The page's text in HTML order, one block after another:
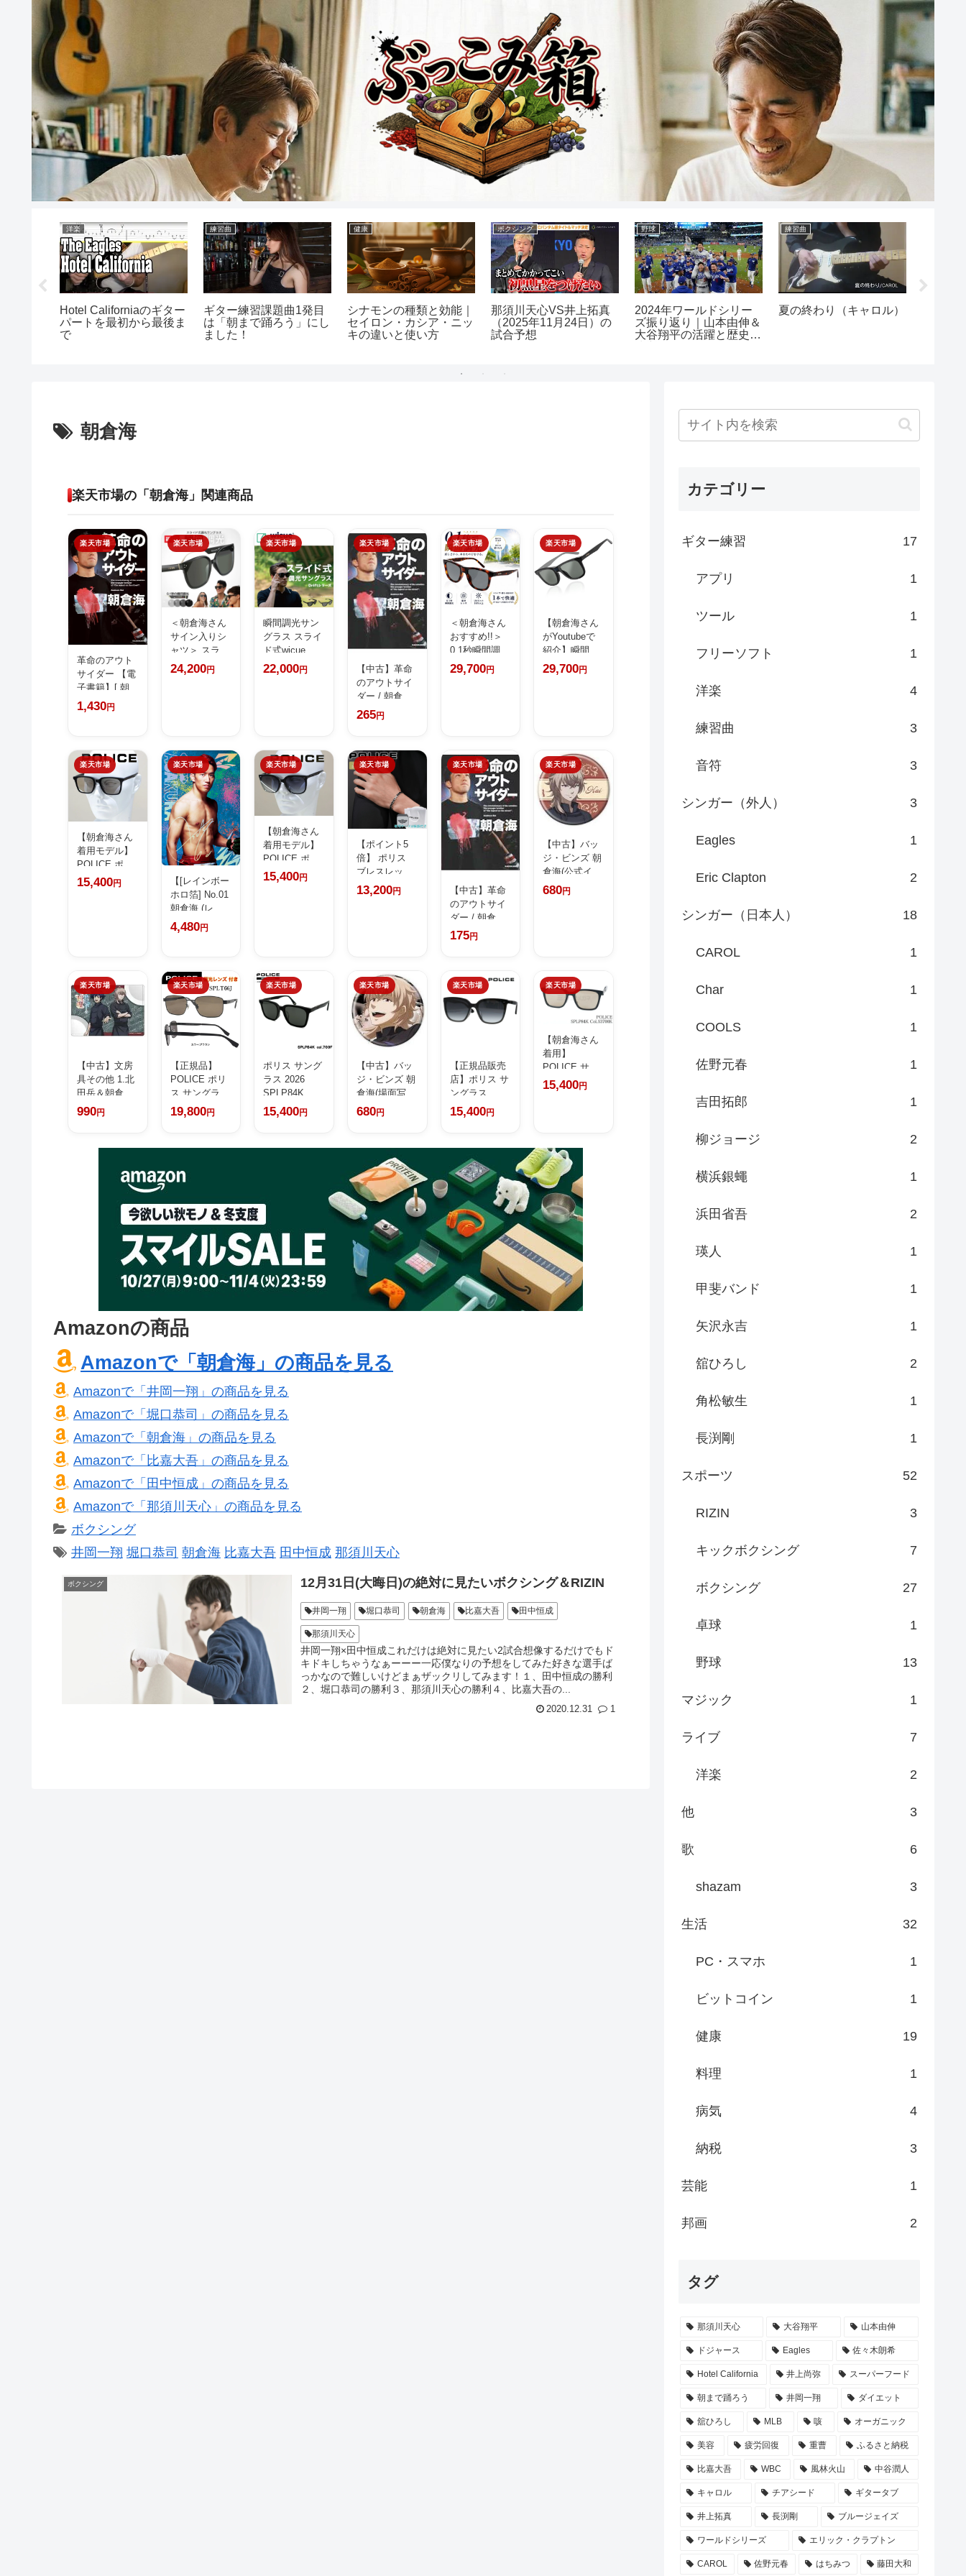
洋楽
Hotel Californiaのギター
パートを最初から最後ま
で
練習曲
ギター練習課題曲1発目
は「朝まで踊ろう」にし
ました！
健康
シナモンの種類と効能｜
セイロン・カシア・ニッ
キの違いと使い方
ボクシング
那須川天心VS井上拓真
（2025年11月24日）の
試合予想
野球
2024年ワールドシリー
ズ振り返り｜山本由伸＆
大谷翔平の活躍と歴史的
練習曲
夏の終わり（キャロル）
朝倉海
楽天市場の「朝倉海」関連商品
楽天市場
革命のアウト
サイダー 【電
子書籍】[ 朝...
1,430円
楽天市場
＜朝倉海さん
サイン入りシ
ャツ＞ スラ
イ...
24,200円
楽天市場
瞬間調光サン
グラス スライ
ド式wicue
ウ...
22,000円
楽天市場
【中古】革命
のアウトサイ
ダー / 朝倉
海...
265円
楽天市場
＜朝倉海さん
おすすめ!!＞
0.1秒瞬間調
光...
29,700円
楽天市場
【朝倉海さん
がYoutubeで
紹介】瞬間調
光...
29,700円
楽天市場
【朝倉海さん
着用モデル】
POLICE ポリ
ス...
15,400円
楽天市場
【[レインボー
ホロ箔] No.01
朝倉海 (レ...
4,480円
楽天市場
【朝倉海さん
着用モデル】
POLICE ポ
リ...
15,400円
楽天市場
【ポイント5
倍】 ポリス
ブレスレット
...
13,200円
楽天市場
【中古】革命
のアウトサイ
ダー / 朝倉
海...
175円
楽天市場
【中古】バッ
ジ・ビンズ 朝
倉海(公式イ...
680円
楽天市場
【中古】文房
具その他 1.北
田岳＆朝倉
海...
990円
楽天市場
【正規品】
POLICE ポリ
ス サングラス
偏...
19,800円
楽天市場
ポリス サング
ラス 2026
SPLP84K
700F 5...
15,400円
楽天市場
【中古】バッ
ジ・ビンズ 朝
倉海(場面写...
680円
楽天市場
【正規品販売
店】ポリス サ
ングラス
SPL...
15,400円
楽天市場
【朝倉海さん
着用】
POLICE サン
グラス S...
15,400円
Amazonの商品
Amazonで「朝倉海」の商品を見る
Amazonで「井岡一翔」の商品を見る
Amazonで「堀口恭司」の商品を見る
Amazonで「朝倉海」の商品を見る
Amazonで「比嘉大吾」の商品を見る
Amazonで「田中恒成」の商品を見る
Amazonで「那須川天心」の商品を見る
ボクシング
井岡一翔 堀口恭司 朝倉海 比嘉大吾 田中恒成 那須川天心
ボクシング 12月31日(大晦日)の絶対に見たいボクシング＆RIZIN
井岡一翔 堀口恭司 朝倉海 比嘉大吾 田中恒成
那須川天心
井岡一翔×田中恒成これだけは絶対に見たい2試合想像するだけでもド
キドキしちゃうなぁーーー一応僕なりの予想をしてみた好きな選手ば
っかなので難しいけどまぁザックリしてみます！１、田中恒成の勝利
２、堀口恭司の勝利３、那須川天心の勝利４、比嘉大吾の...
2020.12.31 1
カテゴリー
ギター練習 17
アプリ 1
ツール 1
フリーソフト 1
洋楽 4
練習曲 3
音符 3
シンガー（外人） 3
Eagles 1
Eric Clapton 2
シンガー（日本人） 18
CAROL 1
Char 1
COOLS 1
佐野元春 1
吉田拓郎 1
柳ジョージ 2
横浜銀蠅 1
浜田省吾 2
瑛人 1
甲斐バンド 1
矢沢永吉 1
舘ひろし 2
角松敏生 1
長渕剛 1
スポーツ 52
RIZIN 3
キックボクシング 7
ボクシング 27
卓球 1
野球 13
マジック 1
ライブ 7
洋楽 2
他 3
歌 6
shazam 3
生活 32
PC・スマホ 1
ビットコイン 1
健康 19
料理 1
病気 4
納税 3
芸能 1
邦画 2
タグ
那須川天心 大谷翔平 山本由伸
ドジャース Eagles 佐々木朗希
Hotel California 井上尚弥 スーパーフード
朝まで踊ろう 井岡一翔 ダイエット
舘ひろし MLB 咳 オーガニック
美容 疲労回復 重曹 ふるさと納税
比嘉大吾 WBC 風林火山 中谷潤人
キャロル チアシード ギタータブ
井上拓真 長渕剛 ブルージェイズ
ワールドシリーズ エリック・クラプトン
CAROL 佐野元春 はちみつ 藤田大和